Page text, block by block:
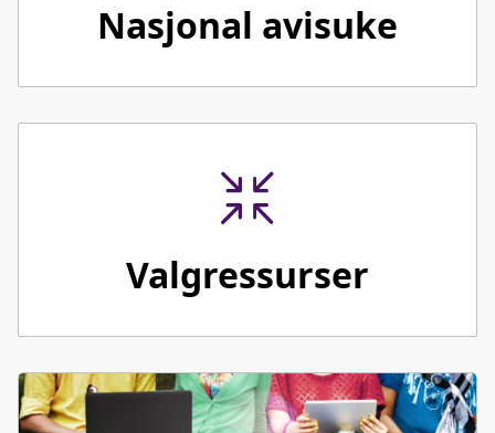
Nasjonal avisuke
Valgressurser